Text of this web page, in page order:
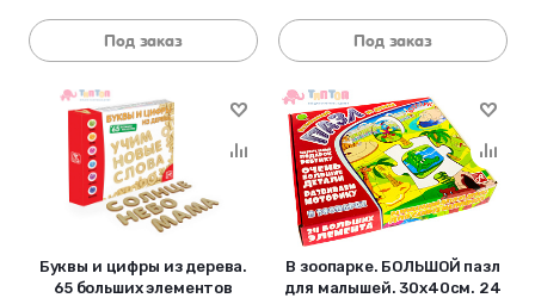
Под заказ Под заказ
Буквы и цифры из дерева.
65 больших элементов
В зоопарке. БОЛЬШОЙ пазл
для малышей. 30х40см. 24